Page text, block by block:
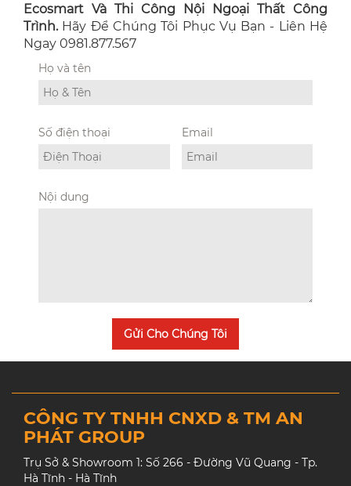
Ecosmart Và Thi Công Nội Ngoại Thất Công
Trình. Hãy Để Chúng Tôi Phục Vụ Bạn - Liên Hệ
Ngay 0981.877.567
Họ và tên
Số điện thoại Email
Nội dung
Gửi Cho Chúng Tôi
CÔNG TY TNHH CNXD & TM AN
PHÁT GROUP
Trụ Sở & Showroom 1: Số 266 - Đường Vũ Quang - Tp.
Hà Tĩnh - Hà Tĩnh